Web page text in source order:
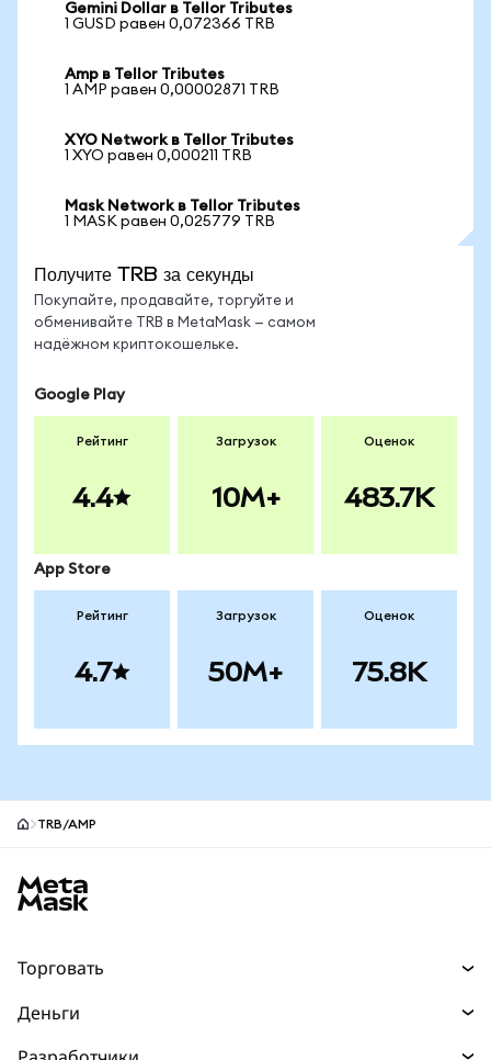
Gemini Dollar в Tellor Tributes
1 GUSD равен 0,072366 TRB
Amp в Tellor Tributes
1 AMP равен 0,00002871 TRB
XYO Network в Tellor Tributes
1 XYO равен 0,000211 TRB
Mask Network в Tellor Tributes
1 MASK равен 0,025779 TRB
Получите TRB за секунды
Покупайте, продавайте, торгуйте и
обменивайте TRB в MetaMask — самом
надёжном криптокошельке.
Google Play
Рейтинг
4.4
Загрузок
10M+
Оценок
483.7K
App Store
Рейтинг
4.7
Загрузок
50M+
Оценок
75.8K
TRB/AMP
Торговать
Деньги